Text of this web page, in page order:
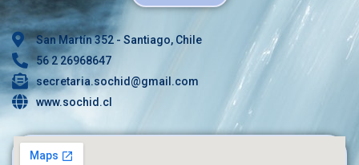
San Martín 352 - Santiago, Chile
56 2 26968647
secretaria.sochid@gmail.com
www.sochid.cl